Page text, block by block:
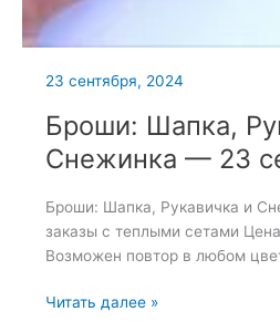
23 сентября, 2024
Броши: Шапка,
Снежинка — 23
Броши: Шапка, Рукавичка и
заказы с теплыми сетами
Возможен повтор в любом
Броши:
Читать далее »